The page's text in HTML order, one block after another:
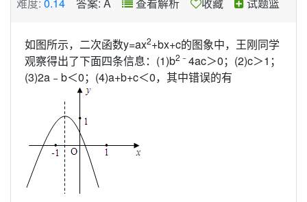
难度: 0.14 答案: A 查看解析 收藏 试题篮
如图所示，二次函数y=ax2+bx+c的图象中，王刚同学
观察得出了下面四条信息：(1)b2 ﹣4ac＞0；(2)c＞1；
(3)2a﹣b＜0；(4)a+b+c＜0，其中错误的有